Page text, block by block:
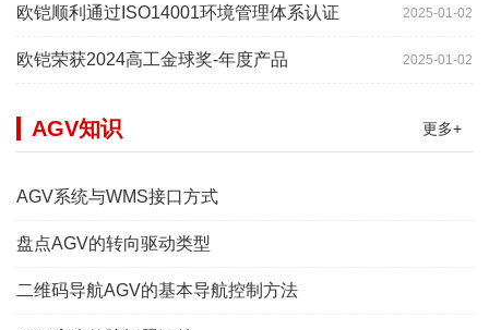
2025-01-02
欧铠顺利通过ISO14001环境管理体系认证
2025-01-02
欧铠荣获2024高工金球奖-年度产品
更多+
AGV知识
AGV系统与WMS接口方式
盘点AGV的转向驱动类型
二维码导航AGV的基本导航控制方法